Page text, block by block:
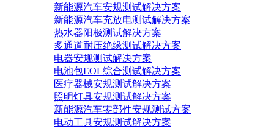
新能源汽车安规测试解决方案
新能源汽车充放电测试解决方案
热水器阳极测试解决方案
多通道耐压绝缘测试解决方案
电器安规测试解决方案
电池包EOL综合测试解决方案
医疗器械安规测试解决方案
照明灯具安规测试解决方案
新能源汽车零部件安规测试方案
电动工具安规测试解决方案